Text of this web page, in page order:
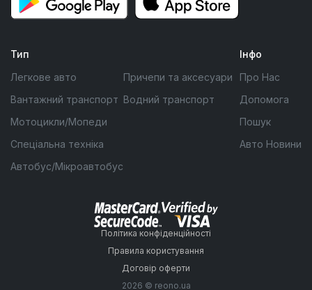
Тип
Легкове авто
Вантажний транспорт
Мотоцикли/Мопеди
Спеціальна техніка
Автобус/Мікроавтобус
Причепи та аксесуари
Водний транспорт
Інфо
Про Нас
Допомога
Пошук
Авто Новини
Політика конфіденційності
Правила користування
Договір оферти
2026 © reono.ua